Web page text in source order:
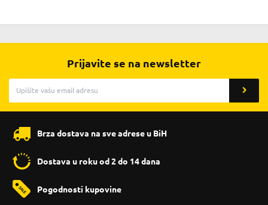
Prijavite se na newsletter
Brza dostava na sve adrese u BiH
Dostava u roku od 2 do 14 dana
Pogodnosti kupovine